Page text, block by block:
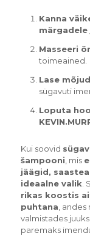
Kanna
märgadele
Masseeri
toimeained.
Lase
sügavuti
Loputa
Kui soovid
šampooni , mis
jäägid,
ideaalne valik .
rikas koostis
puhtana ,
valmistades
paremaks